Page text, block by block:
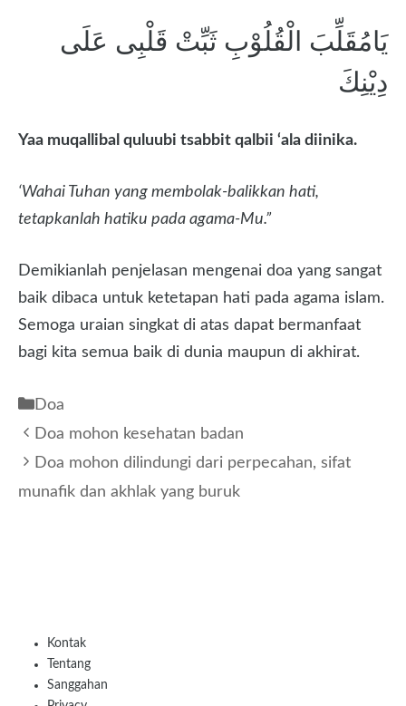
يَامُقَلِّبَ الْقُلُوْبِ ثَبِّتْ قَلْبِى عَلَى
دِيْنِكَ
Yaa muqallibal quluubi tsabbit qalbii ‘ala diinika.
‘Wahai Tuhan yang membolak-balikkan hati,
tetapkanlah hatiku pada agama-Mu.”
Demikianlah penjelasan mengenai doa yang sangat
baik dibaca untuk ketetapan hati pada agama islam.
Semoga uraian singkat di atas dapat bermanfaat
bagi kita semua baik di dunia maupun di akhirat.
Kategori
Doa
Doa mohon kesehatan badan
Doa mohon dilindungi dari perpecahan, sifat
munafik dan akhlak yang buruk
Kontak
Tentang
Sanggahan